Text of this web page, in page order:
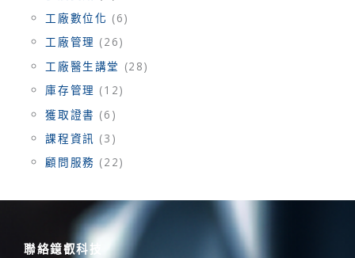
工廠數位化 (6)
工廠管理 (26)
工廠醫生講堂 (28)
庫存管理 (12)
獲取證書 (6)
課程資訊 (3)
顧問服務 (22)
聯絡鐿叡科技